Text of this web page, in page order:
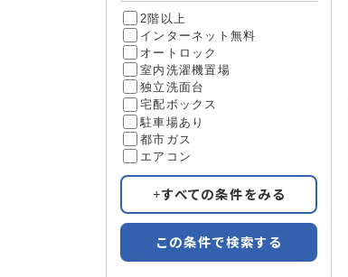
2階以上
インターネット無料
オートロック
室内洗濯機置場
独立洗面台
宅配ボックス
駐車場あり
都市ガス
エアコン
すべての条件をみる
この条件で検索する
立地条件
条件